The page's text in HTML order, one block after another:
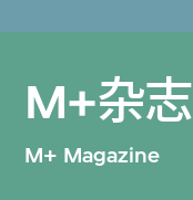
M+杂志
M+ Magazine